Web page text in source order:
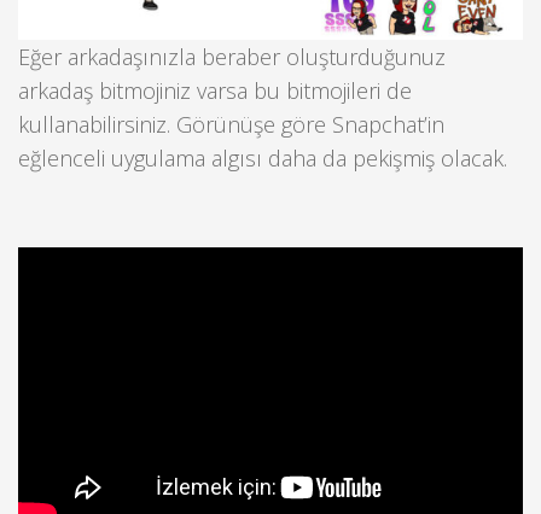
Eğer arkadaşınızla beraber oluşturduğunuz
arkadaş bitmojiniz varsa bu bitmojileri de
kullanabilirsiniz. Görünüşe göre Snapchat’in
eğlenceli uygulama algısı daha da pekişmiş olacak.